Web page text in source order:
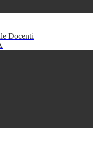
Docenti